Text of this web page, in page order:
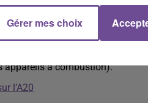
d’évacuation par un
des barbecues, des braseros,
appareils à combustion).
l’A20
Gérer mes choix